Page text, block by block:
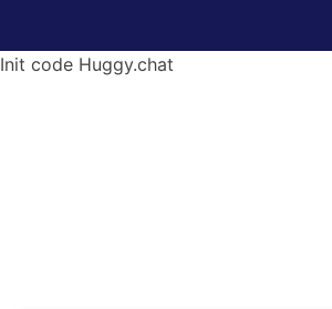
Init code Huggy.chat